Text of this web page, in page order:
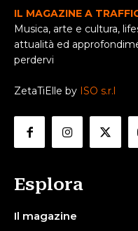
IL MAGAZINE A
Musica, arte e cultura,
attualità ed
perdervi
ZetaTiElle by ISO s.r.l
Esplora
Il magazine